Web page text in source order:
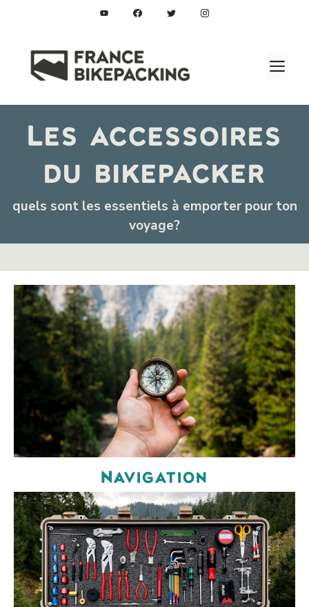
Les accessoires
du bikepacker
quels sont les essentiels à emporter pour ton
voyage?
Navigation